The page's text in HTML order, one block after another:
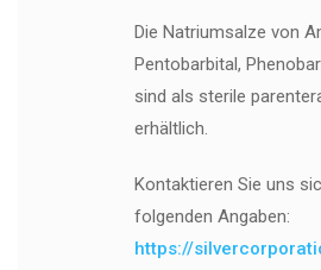
Die Natriumsalze von
Pentobarbital,
sind als sterile
erhältlich.
Kontaktieren Sie uns
folgenden Angaben:
https://